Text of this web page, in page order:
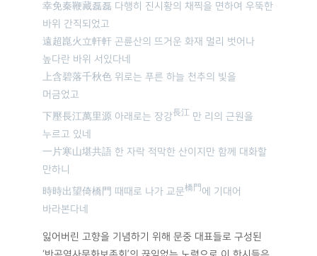
幸免秦鞭藏磊磊 다행히 진시황의 채찍을 면하여 우뚝한
바위 간직되었고
遠超崑火立軒軒 곤륜산의 뜨거운 화재 멀리 벗어나
높다란 바위 서있다네
上含碧落千秋色 위로는 푸른 하늘 천추의 빛을
머금었고
下壓長江萬里源 아래로는 장강長江 만 리의 근원을
누르고 있네
一片寒山堪共語 한 자락 적막한 산이지만 함께 대화할
만하니
時時出望倚橋門 때때로 나가 교문橋門 에 기대어
바라본다네
잃어버린 고향을 기념하기 위해 문중 대표들로 구성된